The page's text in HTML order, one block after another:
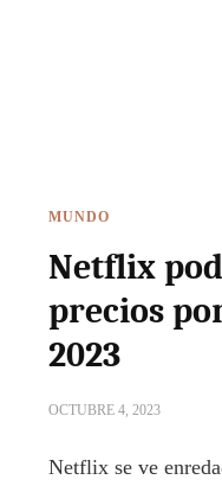
MUNDO
Netflix
precios
2023
OCTUBRE 4, 2023
Netflix se ve